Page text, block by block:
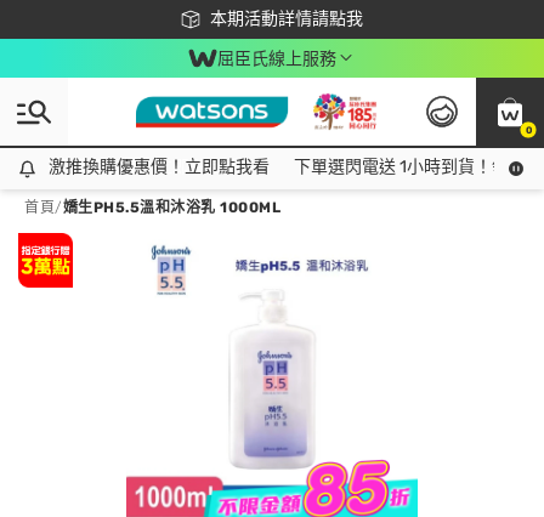
本期活動詳情請點我
下載app最高回饋$350
屈臣氏線上服務
0
激推換購優惠價！立即點我看
激推換購優惠價！立即點我看 下單選閃電送 1小時到貨！領神
首頁/嬌生PH5.5溫和沐浴乳 1000ML